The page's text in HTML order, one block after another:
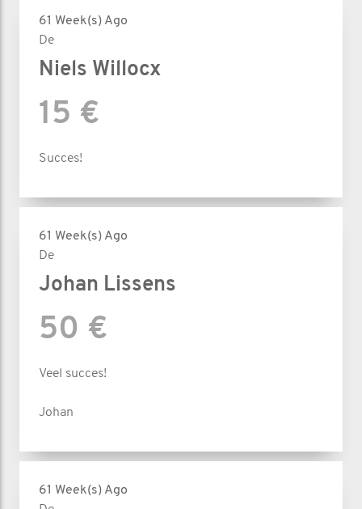
61 Week(s) Ago
De
Niels Willocx
15 €
Succes!
61 Week(s) Ago
De
Johan Lissens
50 €
Veel succes!
Johan
61 Week(s) Ago